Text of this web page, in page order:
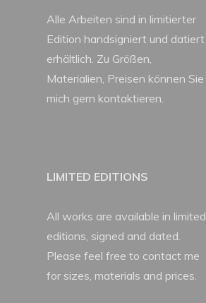
Alle Arbeiten sind in limitierter
Edition handsigniert und datiert
erhältlich. Zu Größen,
Materialien, Preisen können Sie
mich gern kontaktieren.
LIMITED EDITIONS
All works are available in limited
editions, signed and dated.
Please feel free to contact me
for sizes, materials and prices.